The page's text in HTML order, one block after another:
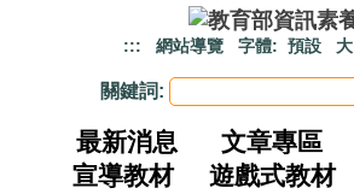
::: 網站導覽 字體: 預設 大
關鍵詞:
最新消息 文章專區
宣導教材
遊戲式教材